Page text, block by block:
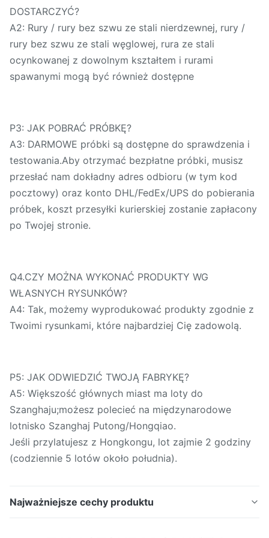
DOSTARCZYĆ?
A2: Rury / rury bez szwu ze stali nierdzewnej, rury /
rury bez szwu ze stali węglowej, rura ze stali
ocynkowanej z dowolnym kształtem i rurami
spawanymi mogą być również dostępne
P3: JAK POBRAĆ PRÓBKĘ?
A3: DARMOWE próbki są dostępne do sprawdzenia i
testowania.Aby otrzymać bezpłatne próbki, musisz
przesłać nam dokładny adres odbioru (w tym kod
pocztowy) oraz konto DHL/FedEx/UPS do pobierania
próbek, koszt przesyłki kurierskiej zostanie zapłacony
po Twojej stronie.
Q4.CZY MOŻNA WYKONAĆ PRODUKTY WG
WŁASNYCH RYSUNKÓW?
A4: Tak, możemy wyprodukować produkty zgodnie z
Twoimi rysunkami, które najbardziej Cię zadowolą.
P5: JAK ODWIEDZIĆ TWOJĄ FABRYKĘ?
A5: Większość głównych miast ma loty do
Szanghaju;możesz polecieć na międzynarodowe
lotnisko Szanghaj Putong/Hongqiao.
Jeśli przylatujesz z Hongkongu, lot zajmie 2 godziny
(codziennie 5 lotów około południa).
Najważniejsze cechy produktu